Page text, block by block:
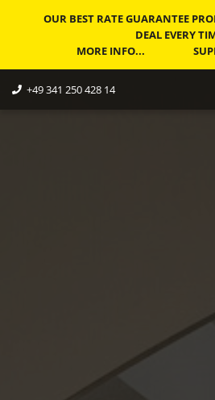
OUR BEST RATE GUARANTEE
DEAL EVERY
MORE INFO...
+49 341 250 428 14